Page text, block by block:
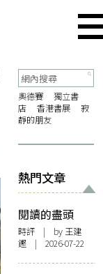
奧德賽
獨立書
店
香港書展
寂
靜的朋友
熱門文章
閱讀的盡頭
時評 | by 王建
鏗 | 2026-07-22